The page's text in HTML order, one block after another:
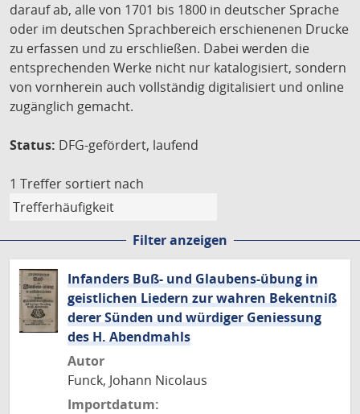
darauf ab, alle von 1701 bis 1800 in deutscher Sprache
oder im deutschen Sprachbereich erschienenen Drucke
zu erfassen und zu erschließen. Dabei werden die
entsprechenden Werke nicht nur katalogisiert, sondern
von vornherein auch vollständig digitalisiert und online
zugänglich gemacht.
Status: DFG-gefördert, laufend
1 Treffer sortiert nach
Filter anzeigen
Infanders Buß- und Glaubens-übung in
geistlichen Liedern zur wahren Bekentniß
derer Sünden und würdiger Geniessung
des H. Abendmahls
Autor
Funck, Johann Nicolaus
Importdatum: